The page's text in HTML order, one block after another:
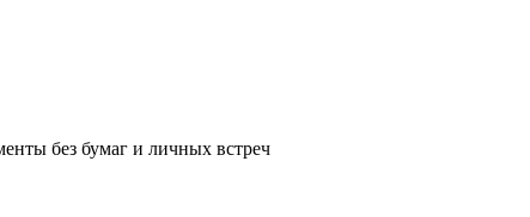
без бумаг и личных встреч